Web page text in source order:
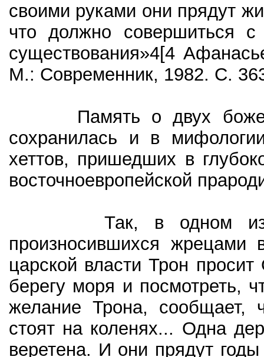
своими руками они прядут
что должно совершиться
существования»4[4
М.: Современник, 1982. С.
Память о двух
сохранилась и в
хеттов, пришедших в
восточноевропейской
Так, в одном из
произносившихся жрецами
царской власти Трон
берегу моря и посмотреть,
желание Трона, сообщает,
стоят на коленях... Одна
веретена. И они прядут